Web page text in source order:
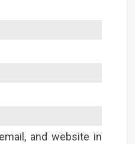
and website in